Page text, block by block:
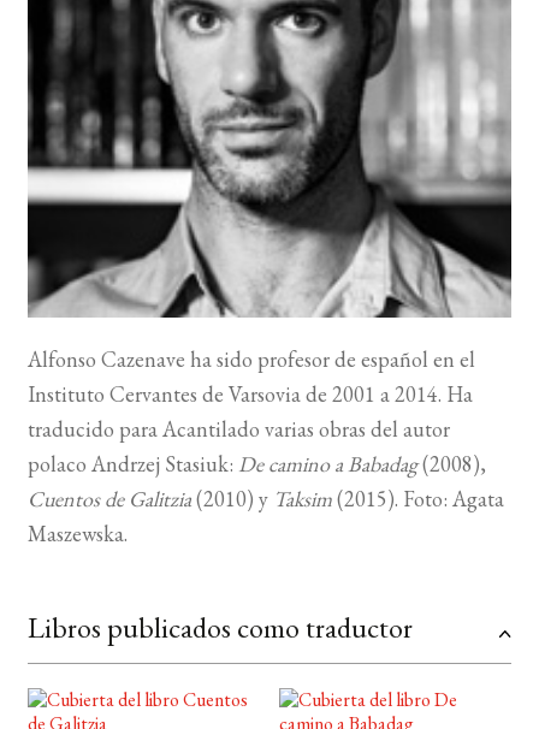
BUSCAR
LISTA DE LIBROS
Alfonso Cazenave ha sido profesor de español en el
Instituto Cervantes de Varsovia de 2001 a 2014. Ha
traducido para Acantilado varias obras del autor
polaco Andrzej Stasiuk: De camino a Babadag(2008),
Cuentos de Galitzia(2010) y Taksim(2015). Foto: Agata
Maszewska.
Libros publicados como traductor